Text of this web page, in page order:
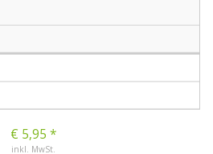
€ 5,95 *
inkl. MwSt.